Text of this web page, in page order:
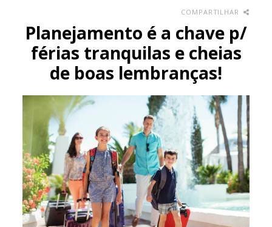
COMPARTILHAR
Planejamento é a chave p/
férias tranquilas e cheias
de boas lembranças!